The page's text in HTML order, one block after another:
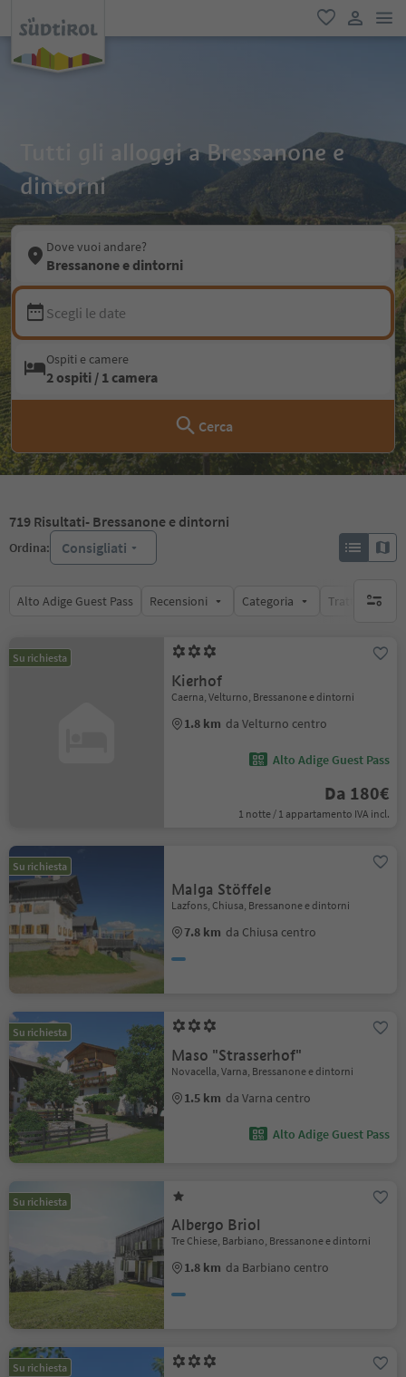
favoriti
user link
Tutti gli alloggi a Bressanone e
dintorni
Dove vuoi andare?
Bressanone e dintorni
Scegli le date
Ospiti e camere
2 ospiti / 1 camera
Cerca
719 Risultati- Bressanone e dintorni
Ordina: Consigliati
Alto Adige Guest Pass Recensioni Categoria Trattamento
Su richiesta
Kierhof
Caerna, Velturno, Bressanone e dintorni
1.8 km da Velturno centro
Alto Adige Guest Pass
Da 180€
1 notte / 1 appartamento IVA incl.
Su richiesta
Malga Stöffele
Lazfons, Chiusa, Bressanone e dintorni
7.8 km da Chiusa centro
Su richiesta
Maso "Strasserhof"
Novacella, Varna, Bressanone e dintorni
1.5 km da Varna centro
Alto Adige Guest Pass
Su richiesta
Albergo Briol
Tre Chiese, Barbiano, Bressanone e dintorni
1.8 km da Barbiano centro
Su richiesta